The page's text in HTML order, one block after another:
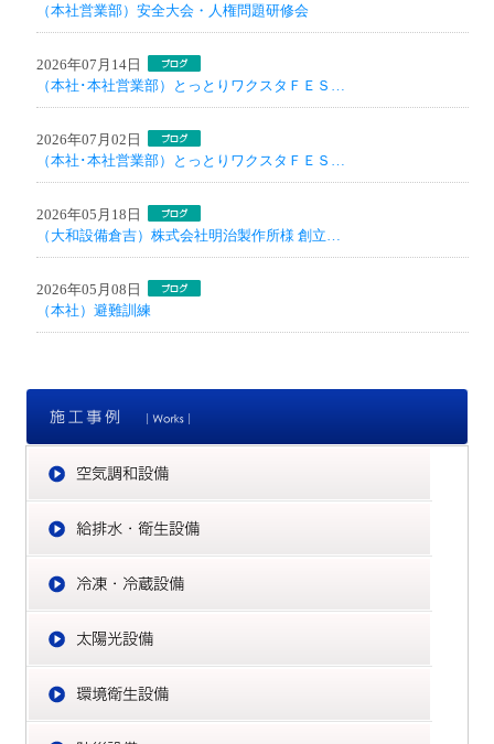
（本社営業部）安全大会・人権問題研修会
2026年07月14日
（本社･本社営業部）とっとりワクスタＦＥＳ…
2026年07月02日
（本社･本社営業部）とっとりワクスタＦＥＳ…
2026年05月18日
（大和設備倉吉）株式会社明治製作所様 創立…
2026年05月08日
（本社）避難訓練